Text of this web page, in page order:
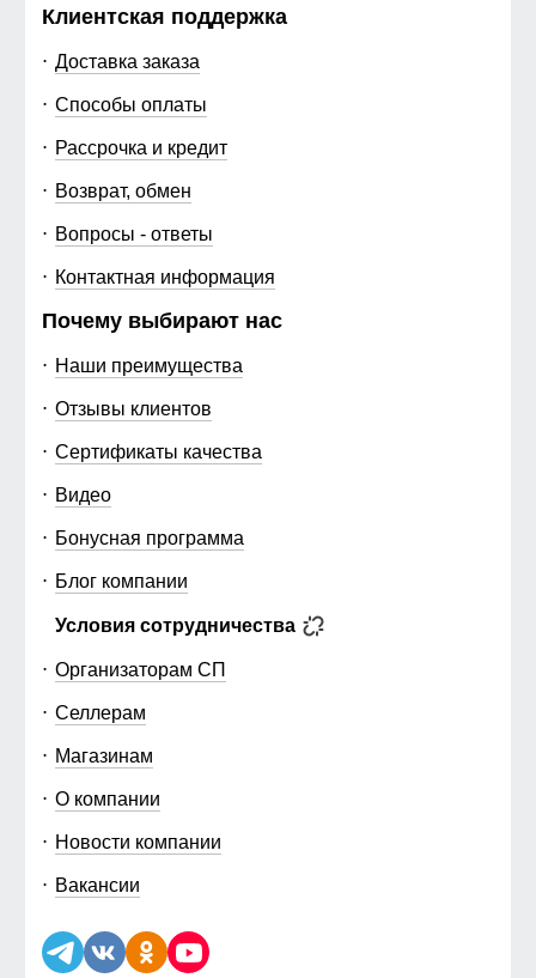
Клиентская поддержка
Доставка заказа
Способы оплаты
Рассрочка и кредит
Возврат, обмен
Вопросы - ответы
Контактная информация
Почему выбирают нас
Наши преимущества
Отзывы клиентов
Сертификаты качества
Видео
Бонусная программа
Блог компании
Условия сотрудничества
Организаторам СП
Селлерам
Магазинам
О компании
Новости компании
Вакансии